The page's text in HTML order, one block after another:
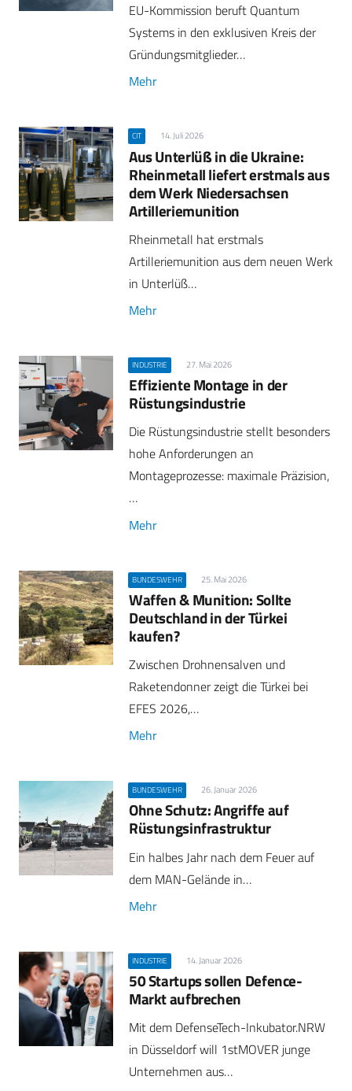
EU-Kommission beruft Quantum
Systems in den exklusiven Kreis der
Gründungsmitglieder…
Mehr
CIT 14. Juli 2026
Aus Unterlüß in die Ukraine:
Rheinmetall liefert erstmals aus
dem Werk Niedersachsen
Artilleriemunition
Rheinmetall hat erstmals
Artilleriemunition aus dem neuen Werk
in Unterlüß…
Mehr
INDUSTRIE 27. Mai 2026
Effiziente Montage in der
Rüstungsindustrie
Die Rüstungsindustrie stellt besonders
hohe Anforderungen an
Montageprozesse: maximale Präzision,
…
Mehr
BUNDESWEHR 25. Mai 2026
Waffen & Munition: Sollte
Deutschland in der Türkei
kaufen?
Zwischen Drohnensalven und
Raketendonner zeigt die Türkei bei
EFES 2026,…
Mehr
BUNDESWEHR 26. Januar 2026
Ohne Schutz: Angriffe auf
Rüstungsinfrastruktur
Ein halbes Jahr nach dem Feuer auf
dem MAN-Gelände in…
Mehr
INDUSTRIE 14. Januar 2026
50 Startups sollen Defence-
Markt aufbrechen
Mit dem DefenseTech-Inkubator.NRW
in Düsseldorf will 1stMOVER junge
Unternehmen aus…